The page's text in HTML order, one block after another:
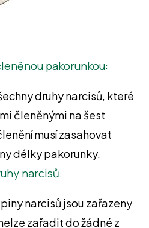
pakorunkou:
druhy narcisů, které
členěnými na šest
musí zasahovat
délky pakorunky.
narcisů:
narcisů jsou zařazeny
zařadit do žádné z